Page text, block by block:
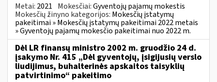
Metai: 2021 Mokesčiai:Gyventojų pajamų mokestis
Mokesčių žinyno kategorijos: Mokesčių įstatymų
pakeitimai » Mokesčių įstatymų pakeitimai 2022 metais
» Gyventojų pajamų mokesčio pakeitimai nuo 2022 m.
Dėl LR finansų ministro 2002 m. gruodžio 24 d.
įsakymo Nr. 415 „Dėl gyventojų, įsigijusių verslo
liudijimus, buhalterinės apskaitos taisyklių
patvirtinimo“ pakeitimo